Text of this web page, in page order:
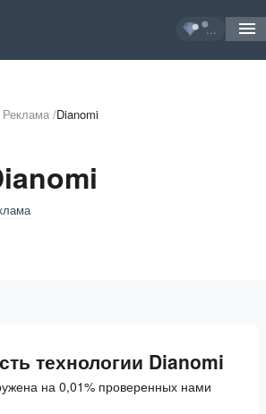
...
Реклама /Dianomi
технологии Dianomi
на 0,01% проверенных нами